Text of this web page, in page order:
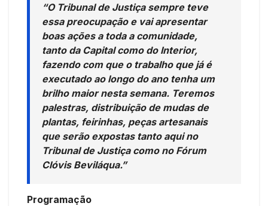
“O Tribunal de Justiça sempre teve
essa preocupação e vai apresentar
boas ações a toda a comunidade,
tanto da Capital como do Interior,
fazendo com que o trabalho que já é
executado ao longo do ano tenha um
brilho maior nesta semana. Teremos
palestras, distribuição de mudas de
plantas, feirinhas, peças artesanais
que serão expostas tanto aqui no
Tribunal de Justiça como no Fórum
Clóvis Beviláqua.”
Programação